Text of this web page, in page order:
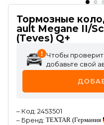
Тормозные
ault Megane II/
(Teves) Q+
Чтобы
добавьте свой
– Код: 2453501
– Бренд: TEXTAR (Германия